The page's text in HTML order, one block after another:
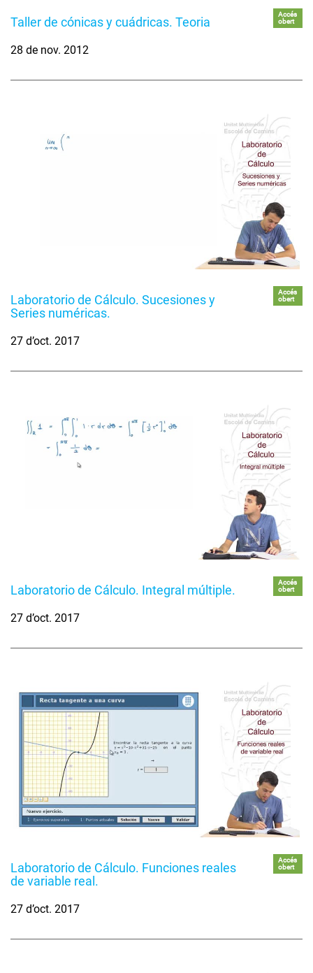
Taller de cónicas y cuádricas. Teoria
Accés
obert
28 de nov. 2012
Laboratorio de Cálculo. Sucesiones y
Series numéricas.
Accés
obert
27 d’oct. 2017
Laboratorio de Cálculo. Integral múltiple.
Accés
obert
27 d’oct. 2017
Laboratorio de Cálculo. Funciones reales
de variable real.
Accés
obert
27 d’oct. 2017